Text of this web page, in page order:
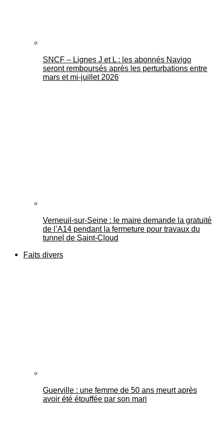
SNCF – Lignes J et L : les abonnés Navigo
seront remboursés après les perturbations entre
mars et mi-juillet 2026
Verneuil-sur-Seine : le maire demande la gratuité
de l’A14 pendant la fermeture pour travaux du
tunnel de Saint-Cloud
Faits divers
Guerville : une femme de 50 ans meurt après
avoir été étouffée par son mari